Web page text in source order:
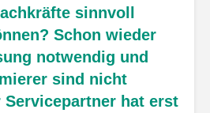
sinnvoll
Schon wieder
notwendig und
sind nicht
Servicepartner hat erst